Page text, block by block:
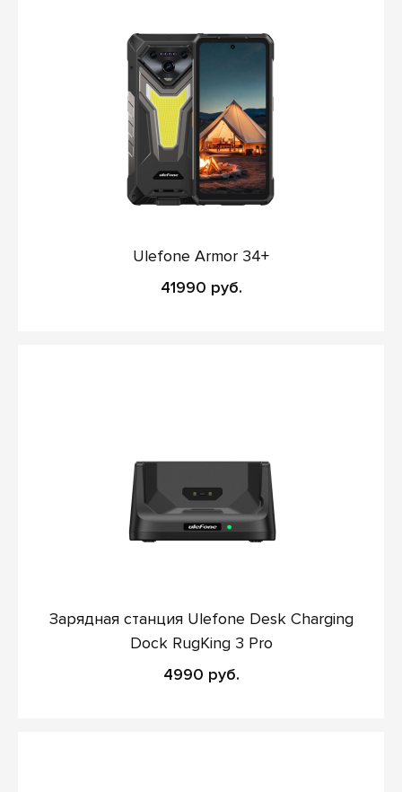
Ulefone Armor 34+
41990 руб.
Зарядная станция Ulefone Desk Charging
Dock RugKing 3 Pro
4990 руб.